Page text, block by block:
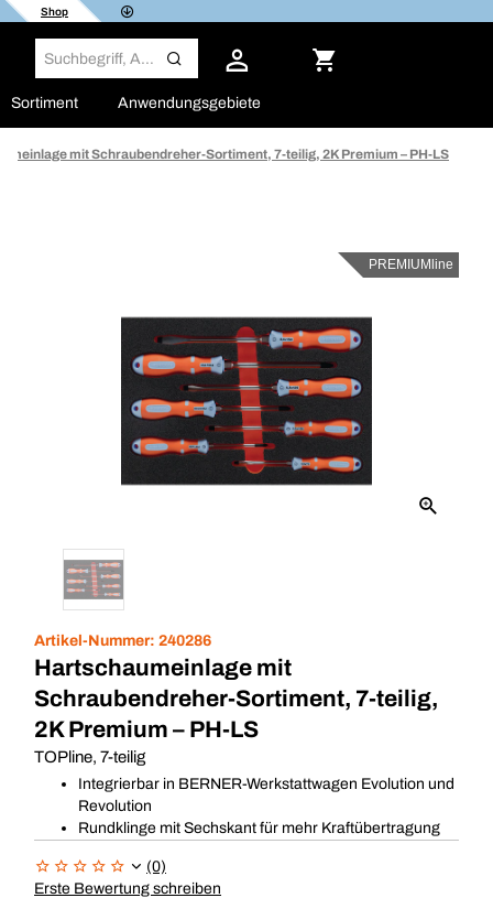
Shop
Sortiment Anwendungsgebiete
mit Schraubendreher-Sortiment, 7-teilig, 2K Premium – PH-LS
PREMIUMline
Artikel-Nummer: 240286
Hartschaumeinlage mit
Schraubendreher-Sortiment, 7-teilig,
2K Premium – PH-LS
TOPline, 7-teilig
Integrierbar in BERNER-Werkstattwagen Evolution und
Revolution
Rundklinge mit Sechskant für mehr Kraftübertragung
(0)
Erste Bewertung schreiben